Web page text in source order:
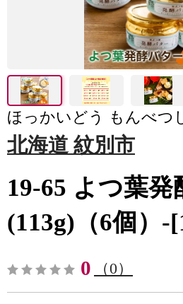
ほっかいどう もんべつ
北海道 紋別市
19-65 よつ葉発
(113g)（6個）-
0 （0）